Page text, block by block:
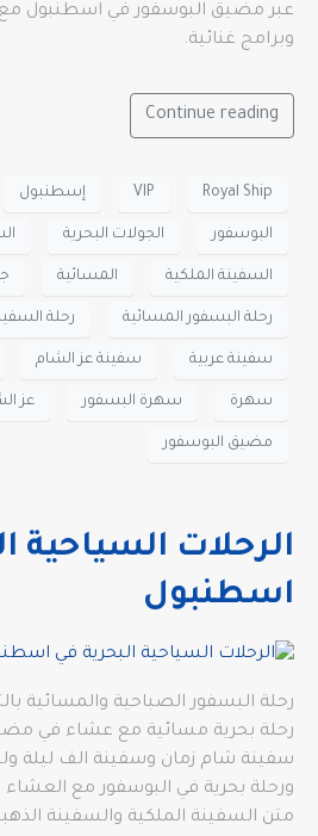
عبر مضيق البوسفور في اسطنبول
وبرامج غنائية.
Continue reading
Royal Ship
VIP إسطنبول
البوسفور الجولات البحرية
السفينة الملكية المسائية
رحلة البسفور المسائية رحلة
سفينة عربية سفينة عز الشام
سهرة سهرة البسفور عز
مضيق البوسفور
الرحلات السياحية
اسطنبول
رحلة البسفور الصباحية والمسائية
‫رحلة بحرية مسائية مع عشاء في
سفينة شام زمان وسفينة الف ليلة
ورحلة بحرية في البوسفور مع العشاء